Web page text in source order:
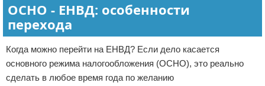
ОСНО - ЕНВД: особенности
перехода
Когда можно перейти на ЕНВД? Если дело касается
основного режима налогообложения (ОСНО), это реально
сделать в любое время года по желанию